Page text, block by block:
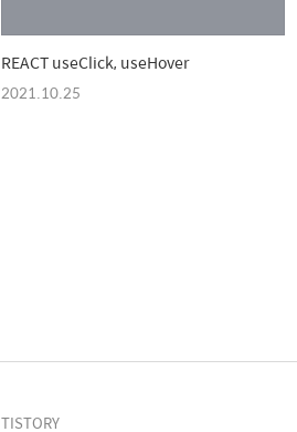
REACT useClick, useHover
2021.10.25
TISTORY